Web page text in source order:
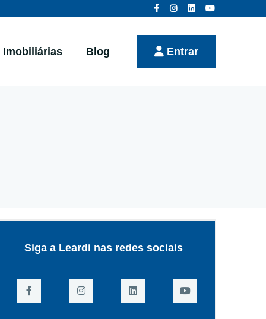
Imobiliárias Blog Entrar
Siga a Leardi nas redes sociais